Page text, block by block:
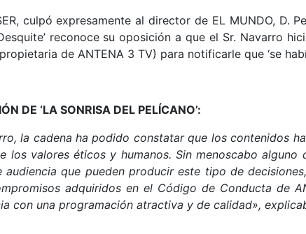
culpó expresamente al director de EL MUNDO, D.
reconoce su oposición a que el Sr. Navarro
de ANTENA 3 TV) para notificarle que ‘se
DE ‘LA SONRISA DEL PELÍCANO’:
la cadena ha podido constatar que los contenidos
valores éticos y humanos. Sin menoscabo
que pueden producir este tipo de
adquiridos en el Código de Conducta de
con una programación atractiva y de calidad»,